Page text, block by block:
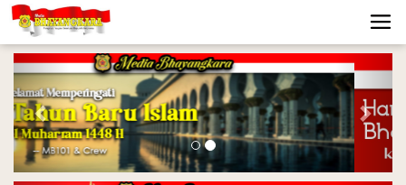
Previous Next